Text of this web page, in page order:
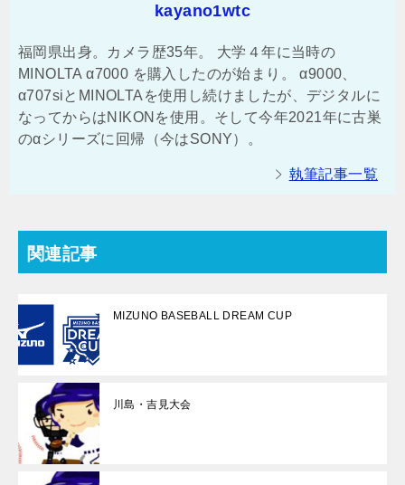
kayano1wtc
福岡県出身。カメラ歴35年。 大学４年に当時の
MINOLTA α7000 を購入したのが始まり。 α9000、
α707siとMINOLTAを使用し続けましたが、デジタルに
なってからはNIKONを使用。そして今年2021年に古巣
のαシリーズに回帰（今はSONY）。
執筆記事一覧
関連記事
MIZUNO BASEBALL DREAM CUP
川島・吉見大会